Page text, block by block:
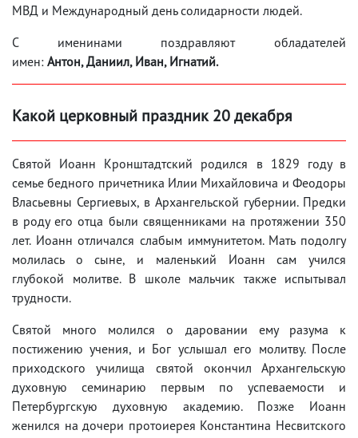
МВД и Международный день солидарности людей.
С именинами поздравляют обладателей
имен: Антон, Даниил, Иван, Игнатий.
Какой церковный праздник 20 декабря
Святой Иоанн Кронштадтский родился в 1829 году в
семье бедного причетника Илии Михайловича и Феодоры
Власьевны Сергиевых, в Архангельской губернии. Предки
в роду его отца были священниками на протяжении 350
лет. Иоанн отличался слабым иммунитетом. Мать подолгу
молилась о сыне, и маленький Иоанн сам учился
глубокой молитве. В школе мальчик также испытывал
трудности.
Святой много молился о даровании ему разума к
постижению учения, и Бог услышал его молитву. После
приходского училища святой окончил Архангельскую
духовную семинарию первым по успеваемости и
Петербургскую духовную академию. Позже Иоанн
женился на дочери протоиерея Константина Несвитского